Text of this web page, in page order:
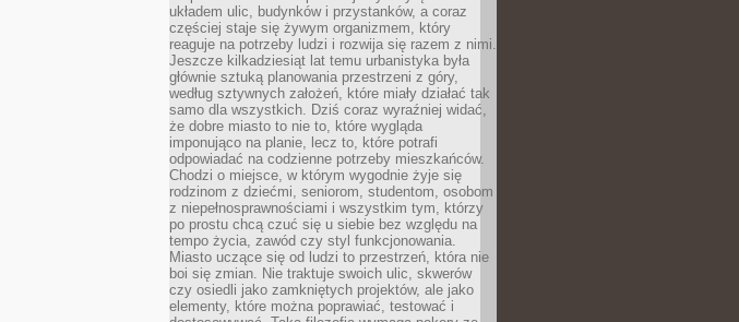
układem ulic, budynków i przystanków, a coraz
częściej staje się żywym organizmem, który
reaguje na potrzeby ludzi i rozwija się razem z nimi.
Jeszcze kilkadziesiąt lat temu urbanistyka była
głównie sztuką planowania przestrzeni z góry,
według sztywnych założeń, które miały działać tak
samo dla wszystkich. Dziś coraz wyraźniej widać,
że dobre miasto to nie to, które wygląda
imponująco na planie, lecz to, które potrafi
odpowiadać na codzienne potrzeby mieszkańców.
Chodzi o miejsce, w którym wygodnie żyje się
rodzinom z dziećmi, seniorom, studentom, osobom
z niepełnosprawnościami i wszystkim tym, którzy
po prostu chcą czuć się u siebie bez względu na
tempo życia, zawód czy styl funkcjonowania.
Miasto uczące się od ludzi to przestrzeń, która nie
boi się zmian. Nie traktuje swoich ulic, skwerów
czy osiedli jako zamkniętych projektów, ale jako
elementy, które można poprawiać, testować i